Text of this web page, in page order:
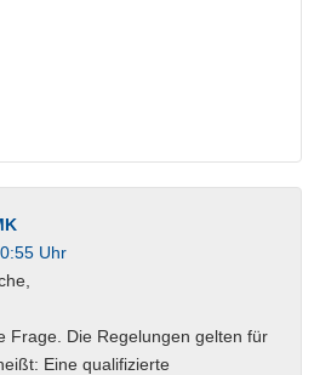
Uhr
Frage. Die Regelungen gelten für
Eine qualifizierte